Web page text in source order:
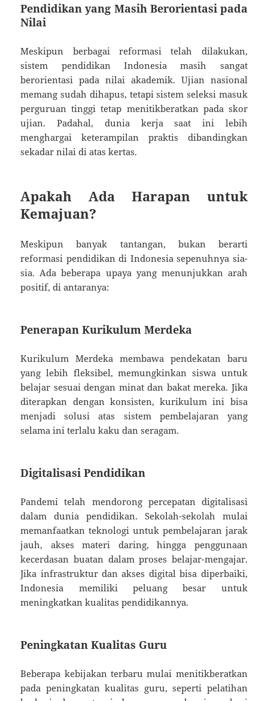
Pendidikan yang Masih Berorientasi pada
Nilai
Meskipun berbagai reformasi telah dilakukan,
sistem pendidikan Indonesia masih sangat
berorientasi pada nilai akademik. Ujian nasional
memang sudah dihapus, tetapi sistem seleksi masuk
perguruan tinggi tetap menitikberatkan pada skor
ujian. Padahal, dunia kerja saat ini lebih
menghargai keterampilan praktis dibandingkan
sekadar nilai di atas kertas.
Apakah Ada Harapan untuk
Kemajuan?
Meskipun banyak tantangan, bukan berarti
reformasi pendidikan di Indonesia sepenuhnya sia-
sia. Ada beberapa upaya yang menunjukkan arah
positif, di antaranya:
Penerapan Kurikulum Merdeka
Kurikulum Merdeka membawa pendekatan baru
yang lebih fleksibel, memungkinkan siswa untuk
belajar sesuai dengan minat dan bakat mereka. Jika
diterapkan dengan konsisten, kurikulum ini bisa
menjadi solusi atas sistem pembelajaran yang
selama ini terlalu kaku dan seragam.
Digitalisasi Pendidikan
Pandemi telah mendorong percepatan digitalisasi
dalam dunia pendidikan. Sekolah-sekolah mulai
memanfaatkan teknologi untuk pembelajaran jarak
jauh, akses materi daring, hingga penggunaan
kecerdasan buatan dalam proses belajar-mengajar.
Jika infrastruktur dan akses digital bisa diperbaiki,
Indonesia memiliki peluang besar untuk
meningkatkan kualitas pendidikannya.
Peningkatan Kualitas Guru
Beberapa kebijakan terbaru mulai menitikberatkan
pada peningkatan kualitas guru, seperti pelatihan